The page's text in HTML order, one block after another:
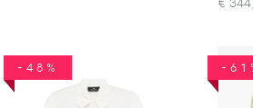
-48% -